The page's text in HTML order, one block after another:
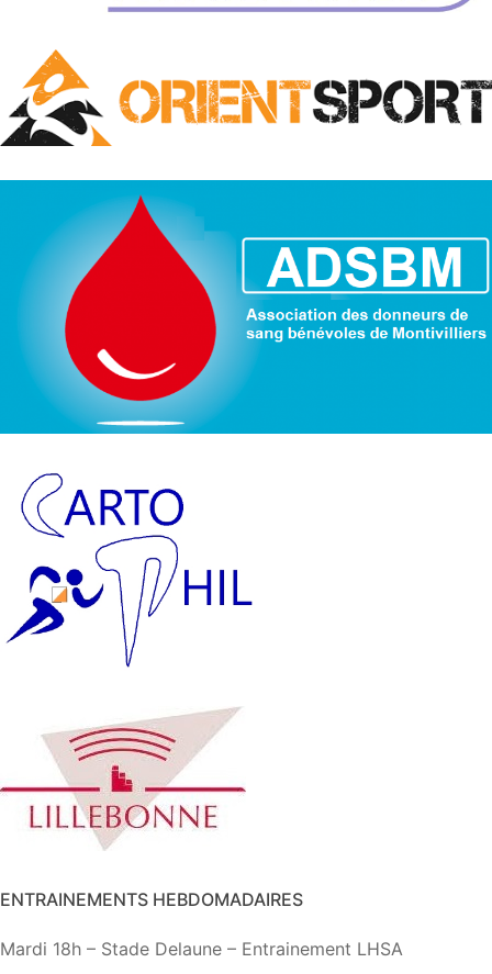
ENTRAINEMENTS HEBDOMADAIRES
Mardi 18h – Stade Delaune – Entrainement LHSA